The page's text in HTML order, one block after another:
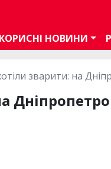
КОРИСНІ НОВИНИ
зварити: на